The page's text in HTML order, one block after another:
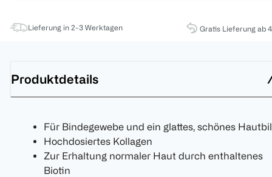
Lieferung in 2-3 Werktagen Gratis Lieferung ab
Produktdetails
Für Bindegewebe und ein glattes, schönes
Hochdosiertes Kollagen
Zur Erhaltung normaler Haut durch enthaltenes
Biotin